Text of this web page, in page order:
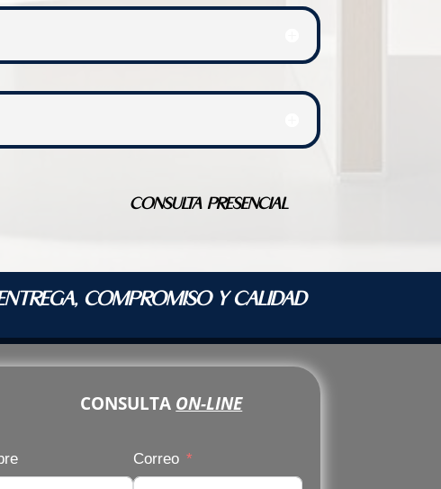
CONSULTA PRESENCIAL
COMPROMISO Y CALIDAD
CONSULTA ON-LINE
Correo